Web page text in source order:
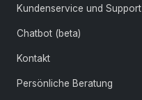
Kundenservice und Support
Chatbot (beta)
Kontakt
Persönliche Beratung